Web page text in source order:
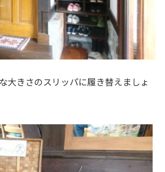
大きさのスリッパに履き替えましょ